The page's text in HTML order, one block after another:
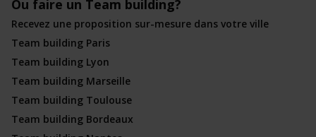
Ou faire un Team building?
Recevez une proposition sur-mesure dans votre ville
Team building Paris
Team building Lyon
Team building Marseille
Team building Toulouse
Team building Bordeaux